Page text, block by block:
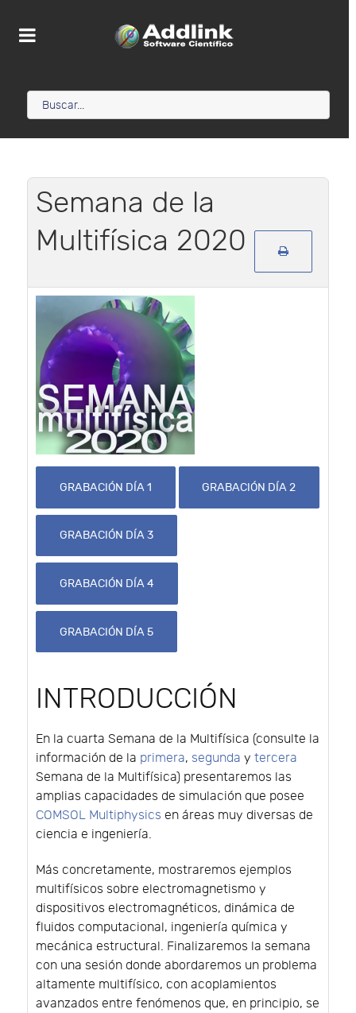
Semana de la
Multifísica 2020
GRABACIÓN DÍA 1 GRABACIÓN DÍA 2
GRABACIÓN DÍA 3
GRABACIÓN DÍA 4
GRABACIÓN DÍA 5
INTRODUCCIÓN
En la cuarta Semana de la Multifísica (consulte la
información de la primera, segunda y tercera
Semana de la Multifísica) presentaremos las
amplias capacidades de simulación que posee
COMSOL Multiphysics en áreas muy diversas de
ciencia e ingeniería.
Más concretamente, mostraremos ejemplos
multifísicos sobre electromagnetismo y
dispositivos electromagnéticos, dinámica de
fluidos computacional, ingeniería química y
mecánica estructural. Finalizaremos la semana
con una sesión donde abordaremos un problema
altamente multifísico, con acoplamientos
avanzados entre fenómenos que, en principio, se